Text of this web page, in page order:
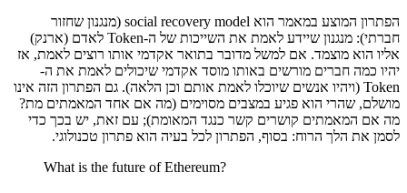
הפתרון המוצע במאמר הוא social recovery model (מנגנון שחזור
חברתי): מנגנון שיידע לאמת את השייכות של ה-Token לאדם (ארנק)
אליו הוא מוצמד. אם למשל מדובר בתואר אקדמי אותו רוצים לאמת, אז
יהיו כמה חברים מורשים באותו מוסד אקדמי שיכולים לאמת את ה-
Token (ויהיו אנשים שיוכלו לאמת אותם וכן הלאה). גם הפתרון הזה אינו
מושלם, שהרי הוא פגיע במצבים מסוימים (מה אם אחד המאמתים מת?
מה אם המאמתים קושרים קשר כנגד המאומת); עם זאת, יש בכך כדי
לסמן את הלך הרוח: בסוף, הפתרון לכל בעיה הוא פתרון טכנולוגי.
What is the future of Ethereum?